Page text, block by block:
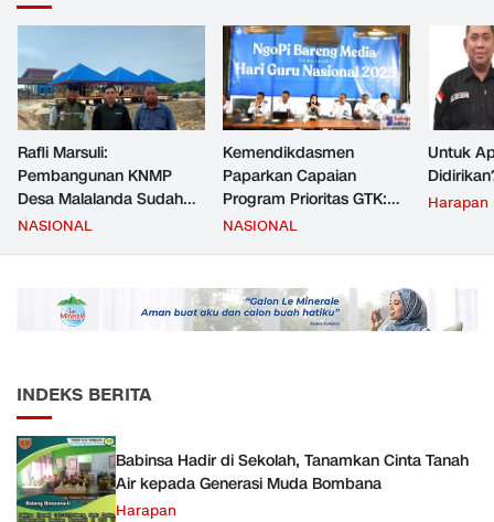
Rafli Marsuli:
Pembangunan KNMP
Desa Malalanda Sudah
Mencapai 69 Persen dan
JMD dan JMF
NASIONAL
Kemendikdasmen
Paparkan Capaian
Program Prioritas GTK:
Kompetensi Meningkat,
NASIONAL
Untuk
Harapan
INDEKS BERITA
Babinsa Hadir di Sekolah, Tanamkan Cinta Tanah
Air kepada Generasi Muda Bombana
Harapan